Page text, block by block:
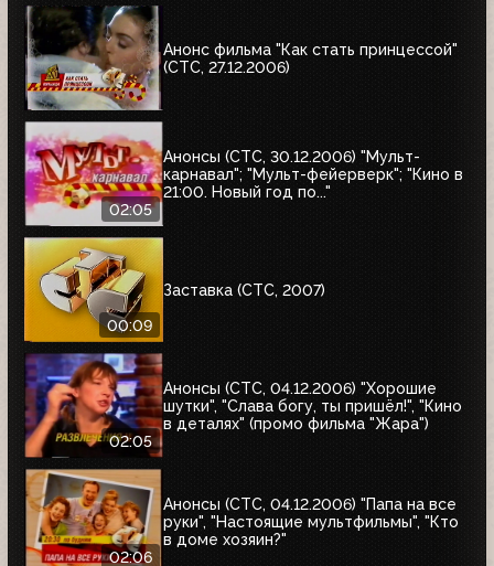
Анонс фильма "Как стать принцессой"
(СТС, 27.12.2006)
02:05
Анонсы (СТС, 30.12.2006) "Мульт-
карнавал"; "Мульт-фейерверк"; "Кино в
21:00. Новый год по..."
00:09
Заставка (СТС, 2007)
02:05
Анонсы (СТС, 04.12.2006) "Хорошие
шутки", "Слава богу, ты пришёл!", "Кино
в деталях" (промо фильма "Жара")
02:06
Анонсы (СТС, 04.12.2006) "Папа на все
руки", "Настоящие мультфильмы", "Кто
в доме хозяин?"